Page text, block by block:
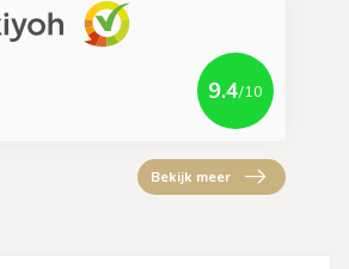
9.4/10
Bekijk meer